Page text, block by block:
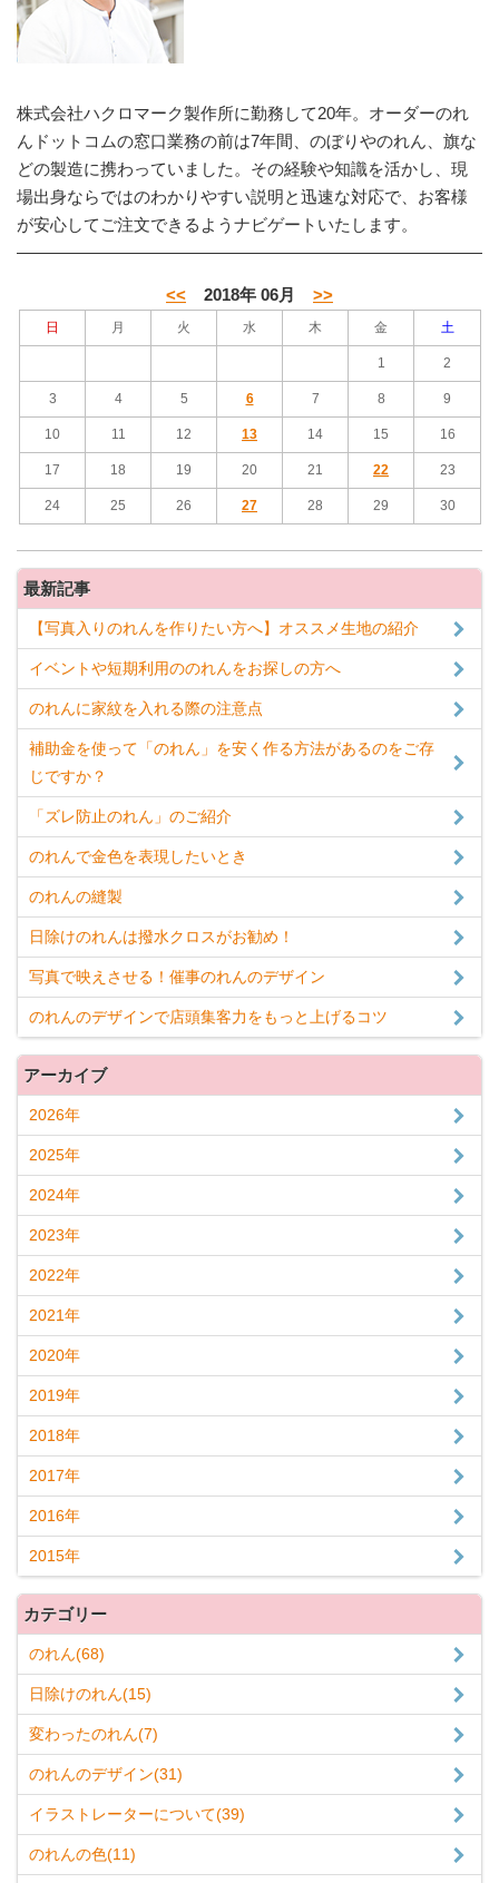
株式会社ハクロマーク製作所に勤務して20年。オーダーのれ
んドットコムの窓口業務の前は7年間、のぼりやのれん、旗な
どの製造に携わっていました。その経験や知識を活かし、現
場出身ならではのわかりやすい説明と迅速な対応で、お客様
が安心してご注文できるようナビゲートいたします。
<< 2018年 06月 >>
日 月 火 水 木 金 土
1 2
3 4 5 6 7 8 9
10 11 12 13 14 15 16
17 18 19 20 21 22 23
24 25 26 27 28 29 30
最新記事
【写真入りのれんを作りたい方へ】オススメ生地の紹介
イベントや短期利用ののれんをお探しの方へ
のれんに家紋を入れる際の注意点
補助金を使って「のれん」を安く作る方法があるのをご存
じですか？
「ズレ防止のれん」のご紹介
のれんで金色を表現したいとき
のれんの縫製
日除けのれんは撥水クロスがお勧め！
写真で映えさせる！催事のれんのデザイン
のれんのデザインで店頭集客力をもっと上げるコツ
アーカイブ
2026年
2025年
2024年
2023年
2022年
2021年
2020年
2019年
2018年
2017年
2016年
2015年
カテゴリー
のれん(68)
日除けのれん(15)
変わったのれん(7)
のれんのデザイン(31)
イラストレーターについて(39)
のれんの色(11)